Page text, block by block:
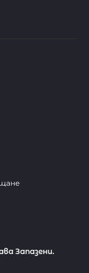
Запазени.